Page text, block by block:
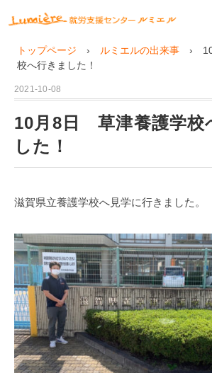
トップページ ルミエルの出来事
校へ行きました！
2021-10-08
10月8日 草津養護学校
した！
滋賀県立養護学校へ見学に行きました。